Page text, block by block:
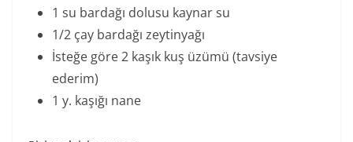
1 su bardağı dolusu kaynar su
1/2 çay bardağı zeytinyağı
İsteğe göre 2 kaşık kuş üzümü (tavsiye
ederim)
1 y. kaşığı nane